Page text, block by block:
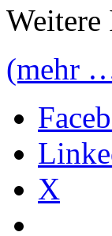
Weitere
(mehr
X